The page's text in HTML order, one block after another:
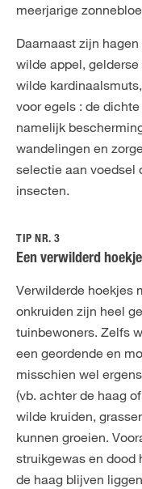
meerjarige
Daarnaast zijn
wilde appel,
wilde
voor egels : de
namelijk
wandelingen en
selectie aan voedsel
insecten.
TIP NR. 3
Een verwilderd
Verwilderde hoekjes
onkruiden zijn heel
tuinbewoners. Zelfs
een geordende en
misschien wel
(vb. achter de haag
wilde kruiden,
kunnen groeien.
struikgewas en dood
de haag blijven